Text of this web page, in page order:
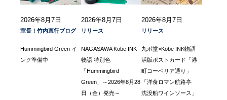
2026年8月7日
室長！竹内直行ブログ
Hummingbird Green イ
ンク準備中
2026年8月7日
リリース
NAGASAWA Kobe INK
物語 特別色
「Hummingbird
Green」～2026年8月28
日（金）発売～
2026年8月7日
リリース
九ポ堂×Kobe INK物語
活版ポストカード「港
町コーベリア通り」
「洋食ロマン航路亭
沈没船ワインソース」